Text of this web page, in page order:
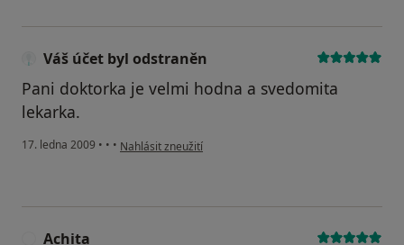
Váš účet byl odstraněn
Pani doktorka je velmi hodna a svedomita
lekarka.
17. ledna 2009 • • • podle názoru uživatele Váš účet byl odstraněn
Nahlásit zneužití
Achita